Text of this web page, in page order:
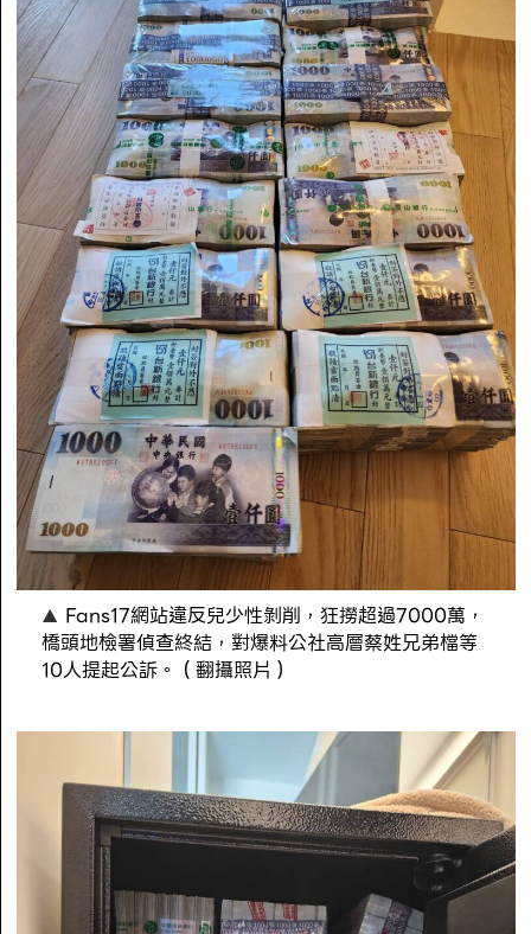
Fans17網站違反兒少性剝削，狂撈超過7000萬，
橋頭地檢署偵查終結，對爆料公社高層蔡姓兄弟檔等
10人提起公訴。（翻攝照片）